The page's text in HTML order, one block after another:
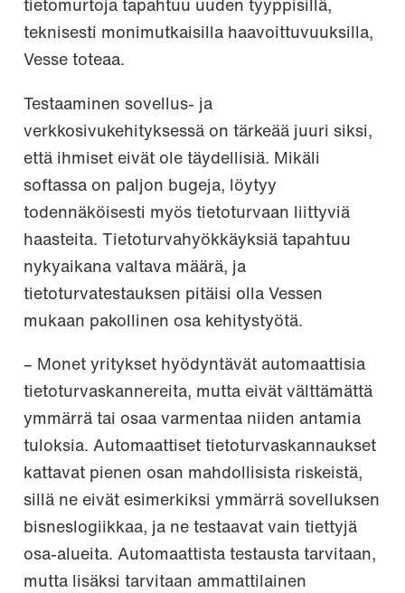
tietomurtoja tapahtuu uuden tyyppisillä,
teknisesti monimutkaisilla haavoittuvuuksilla,
Vesse toteaa.
Testaaminen sovellus- ja
verkkosivukehityksessä on tärkeää juuri siksi,
että ihmiset eivät ole täydellisiä. Mikäli
softassa on paljon bugeja, löytyy
todennäköisesti myös tietoturvaan liittyviä
haasteita. Tietoturvahyökkäyksiä tapahtuu
nykyaikana valtava määrä, ja
tietoturvatestauksen pitäisi olla Vessen
mukaan pakollinen osa kehitystyötä.
– Monet yritykset hyödyntävät automaattisia
tietoturvaskannereita, mutta eivät välttämättä
ymmärrä tai osaa varmentaa niiden antamia
tuloksia. Automaattiset tietoturvaskannaukset
kattavat pienen osan mahdollisista riskeistä,
sillä ne eivät esimerkiksi ymmärrä sovelluksen
bisneslogiikkaa, ja ne testaavat vain tiettyjä
osa-alueita. Automaattista testausta tarvitaan,
mutta lisäksi tarvitaan ammattilainen